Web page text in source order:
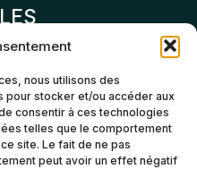
nous utilisons des
pour stocker et/ou accéder aux
consentir à ces technologies
telles que le comportement
site. Le fait de ne pas
peut avoir un effet négatif
et